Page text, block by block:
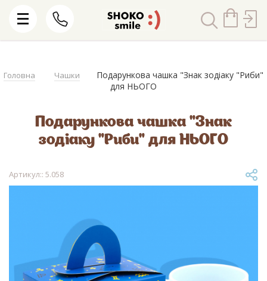
Головна Чашки
Подарункова чашка "Знак зодіаку "Риби"
для НЬОГО
Подарункова чашка "Знак
зодіаку "Риби" для НЬОГО
Артикул:: 5.058